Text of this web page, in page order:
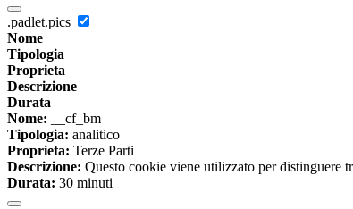
.padlet.pics
Nome
Tipologia
Proprieta
Descrizione
Durata
Nome: __cf_bm
Tipologia: analitico
Proprieta: Terze Parti
Descrizione: Questo cookie viene utilizzato per distinguere
Durata: 30 minuti